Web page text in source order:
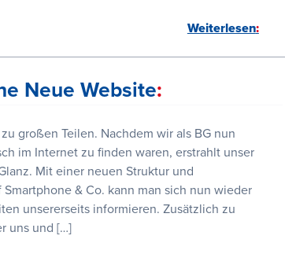
Weiterlesen
Neue Website
großen Teilen. Nachdem wir als BG nun
im Internet zu finden waren, erstrahlt unser
Mit einer neuen Struktur und
& Co. kann man sich nun wieder
unsererseits informieren. Zusätzlich zu
uns und […]